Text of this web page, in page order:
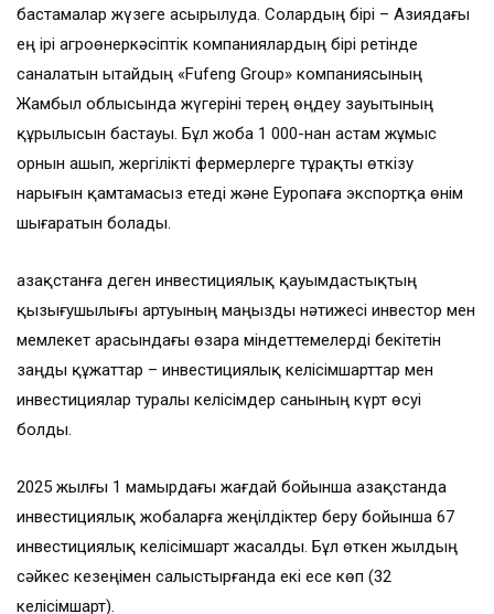
бастамалар жүзеге асырылуда. Солардың бірі – Азиядағы
ең ірі агроөнеркәсіптік компаниялардың бірі ретінде
саналатын Қытайдың «Fufeng Group» компаниясының
Жамбыл облысында жүгеріні терең өңдеу зауытының
құрылысын бастауы. Бұл жоба 1 000-нан астам жұмыс
орнын ашып, жергілікті фермерлерге тұрақты өткізу
нарығын қамтамасыз етеді және Еуропаға экспортқа өнім
шығаратын болады.
Қазақстанға деген инвестициялық қауымдастықтың
қызығушылығы артуының маңызды нәтижесі инвестор мен
мемлекет арасындағы өзара міндеттемелерді бекітетін
заңды құжаттар – инвестициялық келісімшарттар мен
инвестициялар туралы келісімдер санының күрт өсуі
болды.
2025 жылғы 1 мамырдағы жағдай бойынша Қазақстанда
инвестициялық жобаларға жеңілдіктер беру бойынша 67
инвестициялық келісімшарт жасалды. Бұл өткен жылдың
сәйкес кезеңімен салыстырғанда екі есе көп (32
келісімшарт).